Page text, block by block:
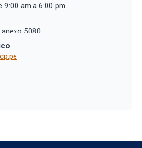
9:00 am a 6:00 pm
5080